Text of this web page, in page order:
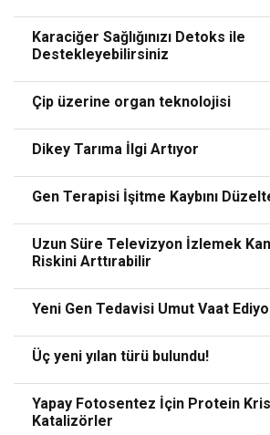
Karaciğer Sağlığınızı Detoks ile
Destekleyebilirsiniz
Çip üzerine organ teknolojisi
Dikey Tarıma İlgi Artıyor
Gen Terapisi İşitme Kaybını
Uzun Süre Televizyon İzlemek Kan
Riskini Arttırabilir
Yeni Gen Tedavisi Umut Vaat
Üç yeni yılan türü bulundu!
Yapay Fotosentez İçin Protein
Katalizörler